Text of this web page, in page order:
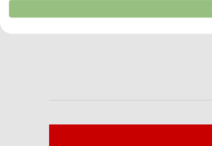
Douglas Wochenprospekt
Erstellung von Profilen für personalisierte